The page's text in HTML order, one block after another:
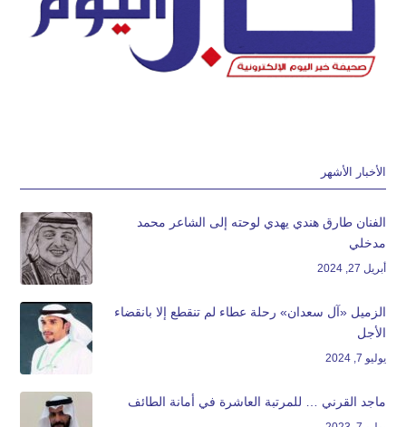
الأخبار الأشهر
الفنان طارق هندي يهدي لوحته إلى الشاعر محمد
مدخلي
أبريل 27, 2024
الزميل «آل سعدان» رحلة عطاء لم تنقطع إلا بانقضاء
الأجل
يوليو 7, 2024
ماجد القرني … للمرتبة العاشرة في أمانة الطائف